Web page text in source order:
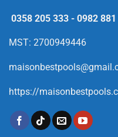
0358 205 333 - 0982
MST: 2700949446
https://